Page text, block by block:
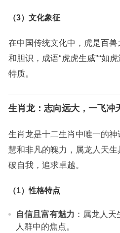
（3）文化象征
在中国传统文化中，虎是百
和胆识，成语“虎虎生威”“如
特质。
生肖龙：志向远大，一飞冲
生肖龙是十二生肖中唯一的
慧和非凡的魄力，属龙人天
破自我，追求卓越。
（1）性格特点
自信且富有魅力 ：属龙人
人群中的焦点。